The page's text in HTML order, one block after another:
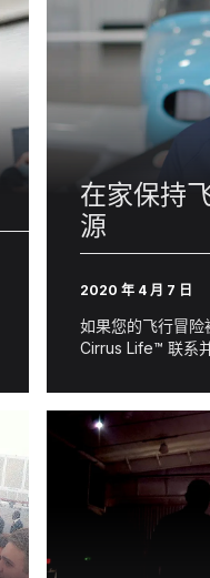
在家保持
源
2020 年 4 月 7 日
如果您的飞行冒
Cirrus Life™ 联系